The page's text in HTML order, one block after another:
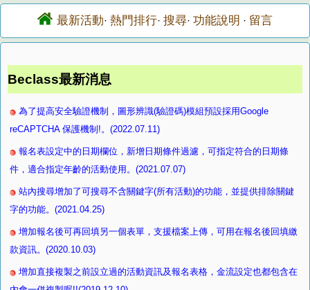
最新活動· 熱門排行· 搜尋· 功能說明 · 留言
Beclass最新消息
為了提高安全驗證機制，圖形辨識(驗證碼)模組預設採用Google
reCAPTCHA 保護機制!。(2022.07.11)
報名表設定中的日期欄位，新增日期條件過濾，可指定符合的日期條
件，適合指定年齡的活動使用。(2021.07.07)
站內搜尋增加了可搜尋不含關鍵字(所有活動)的功能，並提供排除關鍵
字的功能。(2021.04.25)
增加報名後可再回填另一個表單，支援檔案上傳，可用在報名後回填繳
款資訊。(2020.10.03)
增加直接複製之前設立過的活動資訊及報名表格，金流設定也都包含在